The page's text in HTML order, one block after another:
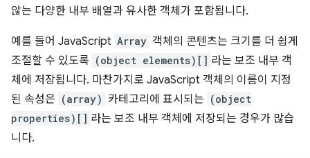
않는 다양한 내부 배열과 유사한 객체가 포함됩니다.
예를 들어 JavaScript Array 객체의 콘텐츠는 크기를 더 쉽게
조절할 수 있도록 (object elements)[] 라는 보조 내부 객
체에 저장됩니다. 마찬가지로 JavaScript 객체의 이름이 지정
된 속성은 (array) 카테고리에 표시되는 (object
properties)[] 라는 보조 내부 객체에 저장되는 경우가 많습
니다.